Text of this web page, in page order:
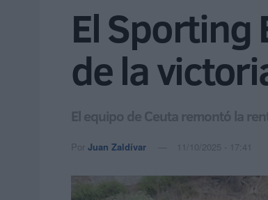
El Sporting
de la
El equipo de Ceuta remontó la
Por Juan Zaldívar 11/10/2025 - 17:41